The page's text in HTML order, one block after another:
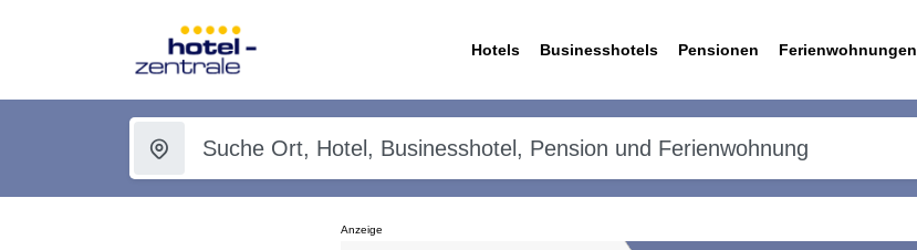
Hotels Businesshotels Pensionen Ferienwohnungen
Anzeige